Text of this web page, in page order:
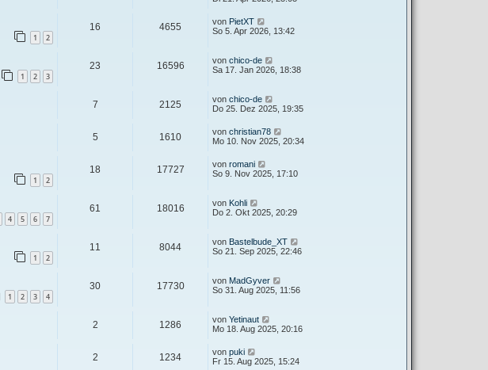
1 2
16 4655 von PietXT
So 5. Apr 2026, 13:42
1 2 3
23 16596 von chico-de
Sa 17. Jan 2026, 18:38
7 2125 von chico-de
Do 25. Dez 2025, 19:35
5 1610 von christian78
Mo 10. Nov 2025, 20:34
1 2
18 17727 von romani
So 9. Nov 2025, 17:10
4 5 6 7
61 18016 von Kohli
Do 2. Okt 2025, 20:29
1 2
11 8044 von Bastelbude_XT
So 21. Sep 2025, 22:46
1 2 3 4
30 17730 von MadGyver
So 31. Aug 2025, 11:56
2 1286 von Yetinaut
Mo 18. Aug 2025, 20:16
2 1234 von puki
Fr 15. Aug 2025, 15:24